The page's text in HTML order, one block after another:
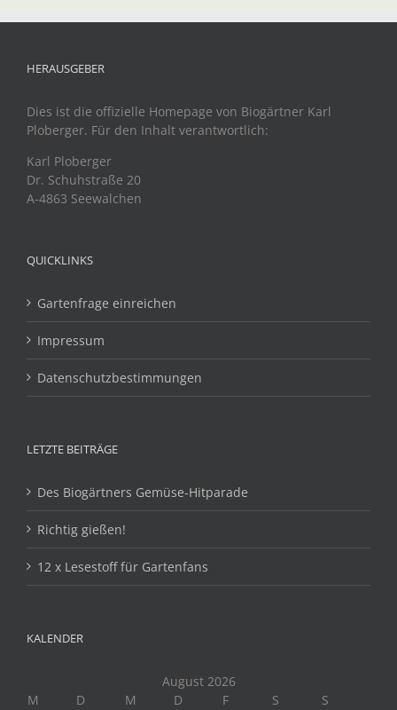
HERAUSGEBER
Dies ist die offizielle Homepage von Biogärtner Karl
Ploberger. Für den Inhalt verantwortlich:
Karl Ploberger
Dr. Schuhstraße 20
A-4863 Seewalchen
QUICKLINKS
Gartenfrage einreichen
Impressum
Datenschutzbestimmungen
LETZTE BEITRÄGE
Des Biogärtners Gemüse-Hitparade
Richtig gießen!
12 x Lesestoff für Gartenfans
KALENDER
August 2026
M
D M D F S S